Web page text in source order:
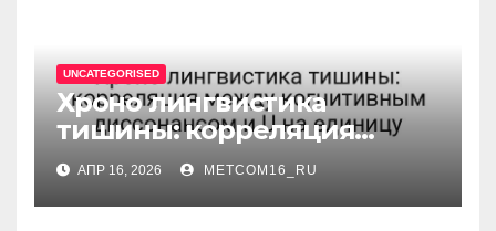
UNCATEGORISED
Хроно лингвистика
тишины: корреляция
между когнитивным
диссонансом и U на
единицу
АПР 16, 2026 METCOM16_RU